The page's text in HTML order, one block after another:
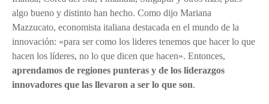
algo bueno y distinto han hecho. Como dijo Mariana
Mazzucato, economista italiana destacada en el mundo de la
innovación: «para ser como los lideres tenemos que hacer lo que
hacen los líderes, no lo que dicen que hacen». Entonces,
aprendamos de regiones punteras y de los liderazgos
innovadores que las llevaron a ser lo que son.